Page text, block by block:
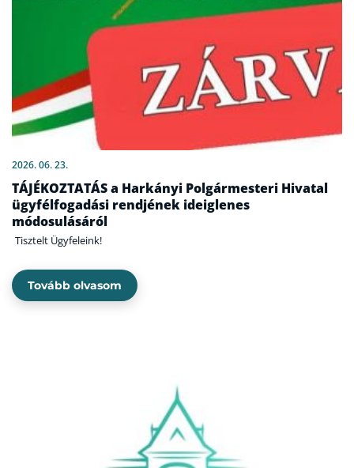
2026. 06. 23.
TÁJÉKOZTATÁS a Harkányi Polgármesteri Hivatal
ügyfélfogadási rendjének ideiglenes
módosulásáról
Tisztelt Ügyfeleink!
Tovább olvasom